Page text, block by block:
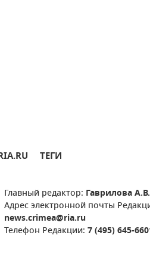
ТЕГИ
Главный редактор: Гаврилова А.В.
Адрес электронной почты
news.crimea@ria.ru
Телефон Редакции: 7 (495) 645-